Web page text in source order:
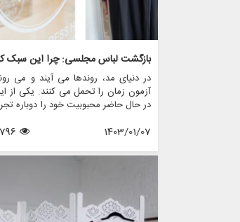
در دنیای مد، روندها می آیند و می
آزمون زمان را تحمل می کنند. یکی
در حال حاضر محبوبیت خود را دوباره
1403/01/07
796